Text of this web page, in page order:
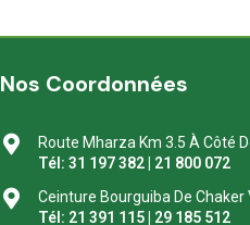
Nos Coordonnées
Route Mharza Km 3.5 À Côté
Tél: 31 197 382 | 21 800 072
Ceinture Bourguiba De Chaker
Tél: 21 391 115 | 29 185 512